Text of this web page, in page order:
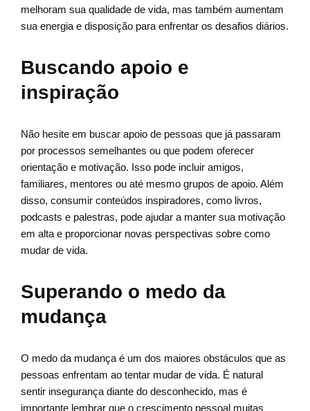
melhoram sua qualidade de vida, mas também aumentam
sua energia e disposição para enfrentar os desafios diários.
Buscando apoio e
inspiração
Não hesite em buscar apoio de pessoas que já passaram
por processos semelhantes ou que podem oferecer
orientação e motivação. Isso pode incluir amigos,
familiares, mentores ou até mesmo grupos de apoio. Além
disso, consumir conteúdos inspiradores, como livros,
podcasts e palestras, pode ajudar a manter sua motivação
em alta e proporcionar novas perspectivas sobre como
mudar de vida.
Superando o medo da
mudança
O medo da mudança é um dos maiores obstáculos que as
pessoas enfrentam ao tentar mudar de vida. É natural
sentir insegurança diante do desconhecido, mas é
importante lembrar que o crescimento pessoal muitas